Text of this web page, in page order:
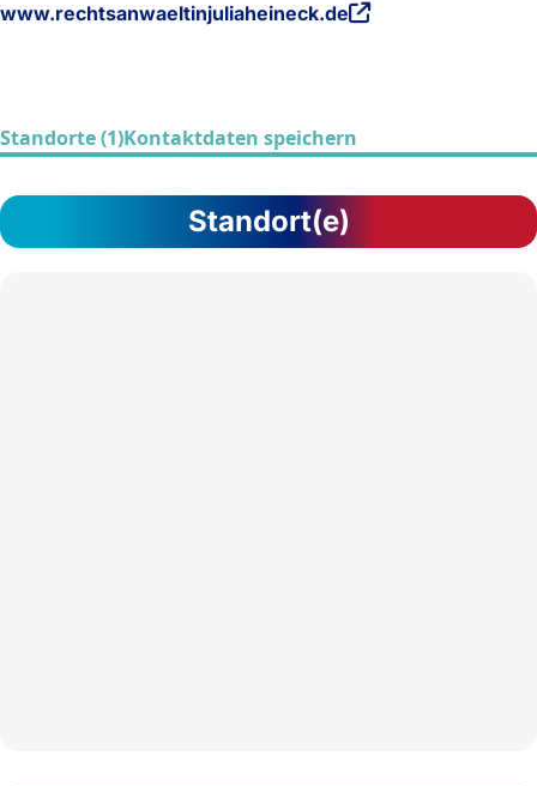
www.rechtsanwaeltinjuliaheineck.de
Standorte (1)Kontaktdaten speichern
Standort(e)